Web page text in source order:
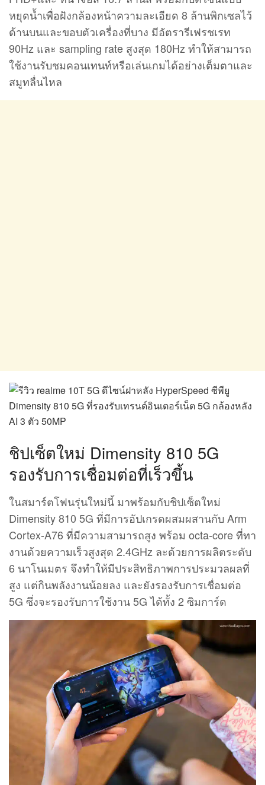
หยุดน้ำเพื่อฝังกล้องหน้าความละเอียด 8 ล้านพิกเซลไว้
ด้านบนและขอบตัวเครื่องที่บาง มีอัตรารีเฟรชเรท
90Hz และ sampling rate สูงสุด 180Hz ทำให้สามารถ
ใช้งานรับชมคอนเทนท์หรือเล่นเกมได้อย่างเต็มตาและ
สมูทลื่นไหล
ชิปเซ็ตใหม่ Dimensity 810 5G
รองรับการเชื่อมต่อที่เร็วขึ้น
ในสมาร์ตโฟนรุ่นใหม่นี้ มาพร้อมกับชิปเซ็ตใหม่
Dimensity 810 5G ที่มีการอัปเกรดผสมผสานกับ Arm
Cortex-A76 ที่มีความสามารถสูง พร้อม octa-core ที่ทา
งานด้วยความเร็วสูงสุด 2.4GHz ละด้วยการผลิตระดับ
6 นาโนเมตร จึงทำให้มีประสิทธิภาพการประมวลผลที่
สูง แต่กินพลังงานน้อยลง และยังรองรับการเชื่อมต่อ
5G ซึ่งจะรองรับการใช้งาน 5G ได้ทั้ง 2 ซิมการ์ด